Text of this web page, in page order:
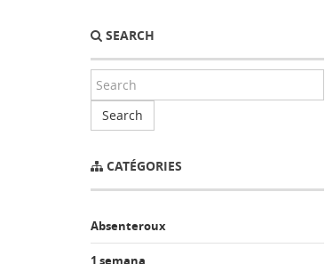
SEARCH
Search
CATÉGORIES
Absenteroux
1 semana